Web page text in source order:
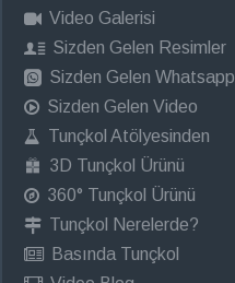
Video Galerisi
Sizden Gelen Resimler
Sizden Gelen Whatsapp
Sizden Gelen Video
Tunçkol Atölyesinden
3D Tunçkol Ürünü
360° Tunçkol Ürünü
Tunçkol Nerelerde?
Basında Tunçkol